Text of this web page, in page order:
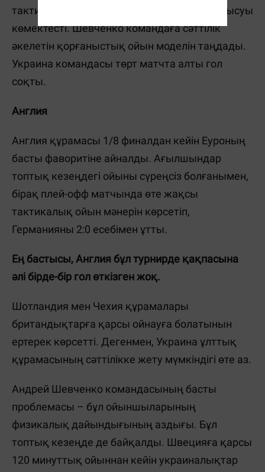
тактикалық құрамның 4-3-3-тен 5-3-2-ге ауысуы
көмектесті. Шевченко командаға сәттілік
әкелетін қорғаныстық ойын моделін таңдады.
Украина командасы төрт матчта алты гол
соқты.
Англия
Англия құрамасы 1/8 финалдан кейін Еуроның
басты фаворитіне айналды. Ағылшындар
топтық кезеңдегі ойыны сүреңсіз болғанымен,
бірақ плей-офф матчында өте жақсы
тактикалық ойын мәнерін көрсетіп,
Германияны 2:0 есебімен ұтты.
Ең бастысы, Англия бұл турнирде қақпасына
әлі бірде-бір гол өткізген жоқ.
Шотландия мен Чехия құрамалары
британдықтарға қарсы ойнауға болатынын
ертерек көрсетті. Дегенмен, Украина ұлттық
құрамасының сәттілікке жету мүмкіндігі өте аз.
Андрей Шевченко командасының басты
проблемасы – бұл ойыншыларының
физикалық дайындығының аздығы. Бұл
топтық кезеңде де байқалды. Швецияға қарсы
120 минуттық ойыннан кейін украиналықтар